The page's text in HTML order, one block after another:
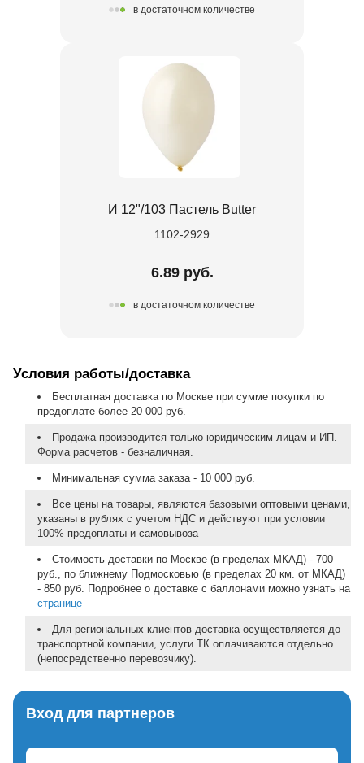
в достаточном количестве
И 12"/103 Пастель Butter
1102-2929
6.89 руб.
в достаточном количестве
Условия работы/доставка
Бесплатная доставка по Москве при сумме покупки по
предоплате более 20 000 руб.
Продажа производится только юридическим лицам и ИП.
Форма расчетов - безналичная.
Минимальная сумма заказа - 10 000 руб.
Все цены на товары, являются базовыми оптовыми ценами,
указаны в рублях с учетом НДС и действуют при условии
100% предоплаты и самовывоза
Стоимость доставки по Москве (в пределах МКАД) - 700
руб., по ближнему Подмосковью (в пределах 20 км. от МКАД)
- 850 руб. Подробнее о доставке с баллонами можно узнать на
странице
Для региональных клиентов доставка осуществляется до
транспортной компании, услуги ТК оплачиваются отдельно
(непосредственно перевозчику).
Вход для партнеров